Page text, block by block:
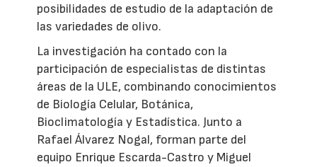
posibilidades de estudio de la adaptación de
las variedades de olivo.
La investigación ha contado con la
participación de especialistas de distintas
áreas de la ULE, combinando conocimientos
de Biología Celular, Botánica,
Bioclimatología y Estadística. Junto a
Rafael Álvarez Nogal, forman parte del
equipo Enrique Escarda-Castro y Miguel